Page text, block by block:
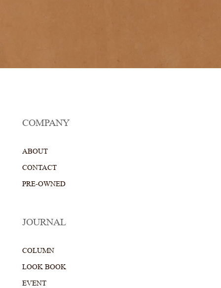
COMPANY
ABOUT
CONTACT
PRE-OWNED
JOURNAL
COLUMN
LOOK BOOK
EVENT